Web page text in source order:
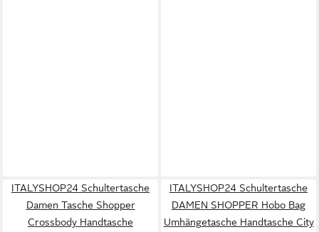
ITALYSHOP24 Schultertasche
Damen Tasche Shopper
Crossbody Handtasche
ITALYSHOP24 Schultertasche
DAMEN SHOPPER Hobo Bag
Umhängetasche Handtasche City